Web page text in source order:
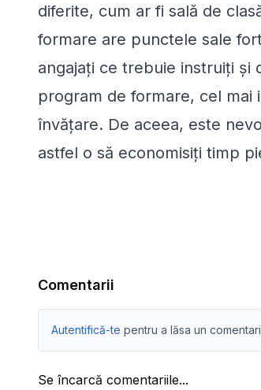
diferite, cum ar fi sală de
formare are punctele sale
angajați ce trebuie instruiți și
program de formare, cel
învățare. De aceea, este
astfel o să economisiți timp
Comentarii
Autentifică-te pentru a lăsa un
Se încarcă comentariile...